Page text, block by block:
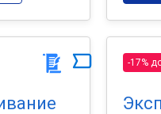
-17%